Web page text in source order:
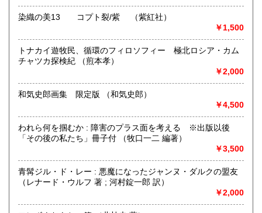
沿線名：-
最寄駅：-
営業時間：事務所(無店舗)、事務所併設のギャラリーのみ不
定期OPEN
定休日：古本屋として店舗営業はしていません。
書籍の買取について
https://www.kuragebunko.com/
にお問合せ下さい。
取り扱い分野
哲学宗教、歴史、美術工芸、近代文献、趣味、古書一般（そ
染織の美13 コプト裂/紫 （紫紅社）
￥1,500
トナカイ遊牧民、循環のフィロソフィー 極北ロシア・カム
チャツカ探検紀 （煎本孝）
￥2,000
和気史郎画集 限定版 （和気史郎）
￥4,500
われら何を掴むか : 障害のプラス面を考える ※出版以後
「その後の私たち」冊子付 （牧口一二 編著）
￥3,500
青髯ジル・ド・レー : 悪魔になったジャンヌ・ダルクの盟友
（レナード・ウルフ 著 ; 河村錠一郎 訳）
￥2,000